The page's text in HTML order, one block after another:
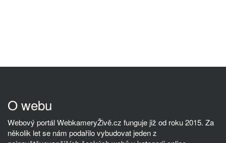
O webu
Webový portál WebkameryŽivě.cz funguje již od roku 2015. Za
několik let se nám podařilo vybudovat jeden z